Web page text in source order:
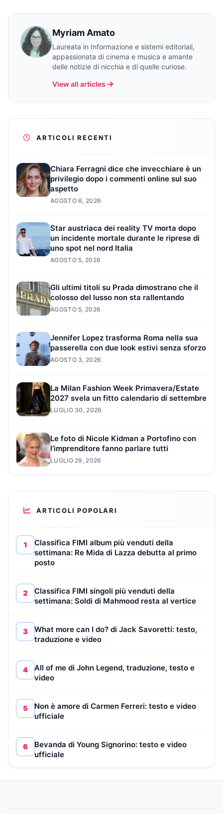
Myriam Amato
Laureata in Informazione e sistemi editoriali,
appassionata di cinema e musica e amante
delle notizie di nicchia e di quelle curiose.
View all articles
ARTICOLI RECENTI
Chiara Ferragni dice che invecchiare è un
privilegio dopo i commenti online sul suo
aspetto
AGOSTO 6, 2026
Star austriaca dei reality TV morta dopo
un incidente mortale durante le riprese di
uno spot nel nord Italia
AGOSTO 5, 2026
Gli ultimi titoli su Prada dimostrano che il
colosso del lusso non sta rallentando
AGOSTO 5, 2026
Jennifer Lopez trasforma Roma nella sua
passerella con due look estivi senza sforzo
AGOSTO 3, 2026
La Milan Fashion Week Primavera/Estate
2027 svela un fitto calendario di settembre
LUGLIO 30, 2026
Le foto di Nicole Kidman a Portofino con
l’imprenditore fanno parlare tutti
LUGLIO 29, 2026
ARTICOLI POPOLARI
1
Classifica FIMI album più venduti della
settimana: Re Mida di Lazza debutta al primo
posto
2
Classifica FIMI singoli più venduti della
settimana: Soldi di Mahmood resta al vertice
3
What more can I do? di Jack Savoretti: testo,
traduzione e video
4
All of me di John Legend, traduzione, testo e
video
5
Non è amore di Carmen Ferreri: testo e video
ufficiale
6
Bevanda di Young Signorino: testo e video
ufficiale